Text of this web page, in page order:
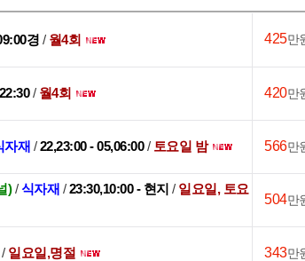
경 / 월4회 425만
/ 월4회 420만
자재 /22,23:00 - 05,06:00/ 토요일 밤 566만
)/식자재 /23:30,10:00 - 현지 / 일요일, 토요
504만
일요일,명절 343만